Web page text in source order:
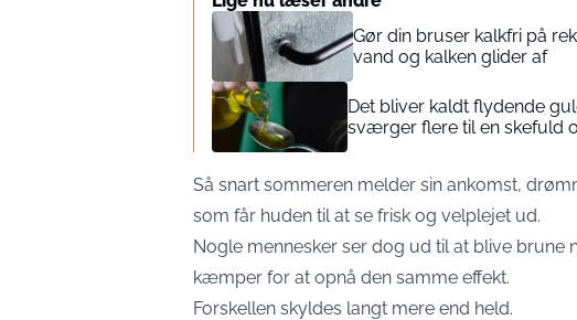
Gør din bruser kalkfri på
vand og kalken glider af
Det bliver kaldt flydende
sværger flere til en skefuld
Så snart sommeren melder sin ankomst,
som får huden til at se frisk og velplejet ud.
Nogle mennesker ser dog ud til at blive
kæmper for at opnå den samme effekt.
Forskellen skyldes langt mere end held.